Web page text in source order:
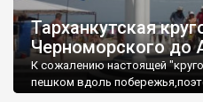
Тарханкутская
Черноморского до
К сожалению настоящей
пешком вдоль